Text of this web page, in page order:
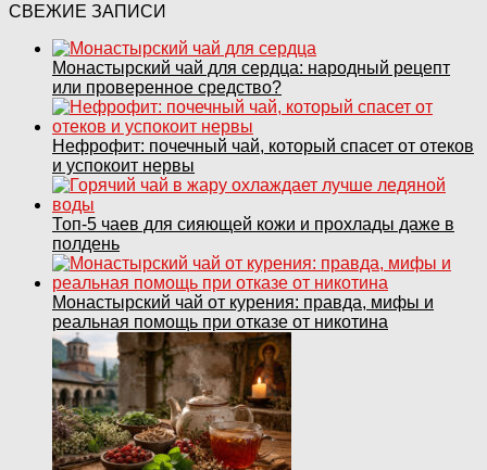
СВЕЖИЕ ЗАПИСИ
Монастырский чай для сердца: народный рецепт
или проверенное средство?
Нефрофит: почечный чай, который спасет от отеков
и успокоит нервы
Топ‑5 чаев для сияющей кожи и прохлады даже в
полдень
Монастырский чай от курения: правда, мифы и
реальная помощь при отказе от никотина